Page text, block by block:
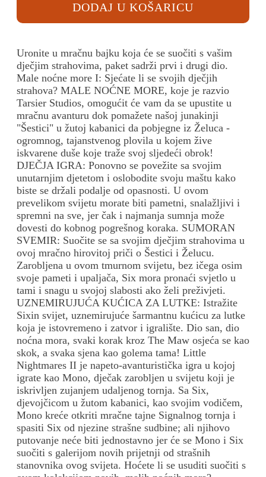
2
Nintendo
DODAJ U KOŠARICU
Uronite u mračnu bajku koja će se suočiti s vašim
dječjim strahovima, paket sadrži prvi i drugi dio.
Male noćne more I: Sjećate li se svojih dječjih
strahova? MALE NOĆNE MORE, koje je razvio
Tarsier Studios, omogućit će vam da se upustite u
mračnu avanturu dok pomažete našoj junakinji
"Šestici" u žutoj kabanici da pobjegne iz Želuca -
ogromnog, tajanstvenog plovila u kojem žive
iskvarene duše koje traže svoj sljedeći obrok!
DJEČJA IGRA: Ponovno se povežite sa svojim
unutarnjim djetetom i oslobodite svoju maštu kako
biste se držali podalje od opasnosti. U ovom
prevelikom svijetu morate biti pametni, snalažljivi i
spremni na sve, jer čak i najmanja sumnja može
dovesti do kobnog pogrešnog koraka. SUMORAN
SVEMIR: Suočite se sa svojim dječjim strahovima u
ovoj mračno hirovitoj priči o Šestici i Želucu.
Zarobljena u ovom tmurnom svijetu, bez ičega osim
svoje pameti i upaljača, Six mora pronaći svjetlo u
tami i snagu u svojoj slabosti ako želi preživjeti.
UZNEMIRUJUĆA KUĆICA ZA LUTKE: Istražite
Sixin svijet, uznemirujuće šarmantnu kućicu za lutke
koja je istovremeno i zatvor i igralište. Dio san, dio
noćna mora, svaki korak kroz The Maw osjeća se kao
skok, a svaka sjena kao golema tama! Little
Nightmares II je napeto-avanturistička igra u kojoj
igrate kao Mono, dječak zarobljen u svijetu koji je
iskrivljen zujanjem udaljenog tornja. Sa Six,
djevojčicom u žutom kabanici, kao svojim vodičem,
Mono kreće otkriti mračne tajne Signalnog tornja i
spasiti Six od njezine strašne sudbine; ali njihovo
putovanje neće biti jednostavno jer će se Mono i Six
suočiti s galerijom novih prijetnji od strašnih
stanovnika ovog svijeta. Hoćete li se usuditi suočiti s